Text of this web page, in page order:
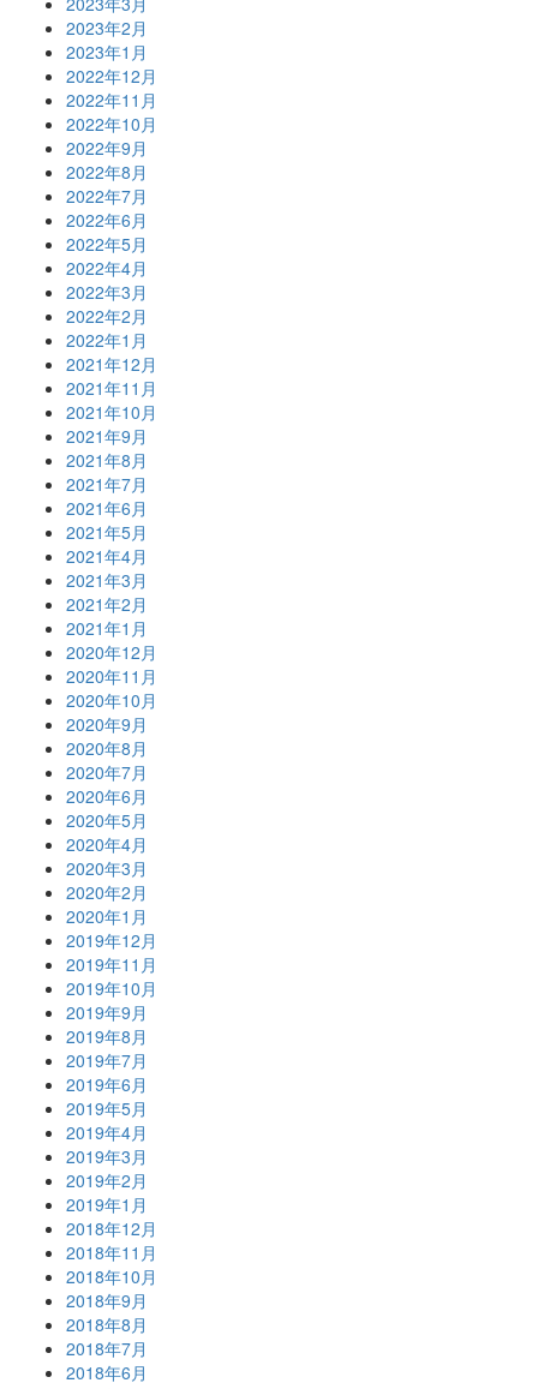
2023年2月
2023年1月
2022年12月
2022年11月
2022年10月
2022年9月
2022年8月
2022年7月
2022年6月
2022年5月
2022年4月
2022年3月
2022年2月
2022年1月
2021年12月
2021年11月
2021年10月
2021年9月
2021年8月
2021年7月
2021年6月
2021年5月
2021年4月
2021年3月
2021年2月
2021年1月
2020年12月
2020年11月
2020年10月
2020年9月
2020年8月
2020年7月
2020年6月
2020年5月
2020年4月
2020年3月
2020年2月
2020年1月
2019年12月
2019年11月
2019年10月
2019年9月
2019年8月
2019年7月
2019年6月
2019年5月
2019年4月
2019年3月
2019年2月
2019年1月
2018年12月
2018年11月
2018年10月
2018年9月
2018年8月
2018年7月
2018年6月